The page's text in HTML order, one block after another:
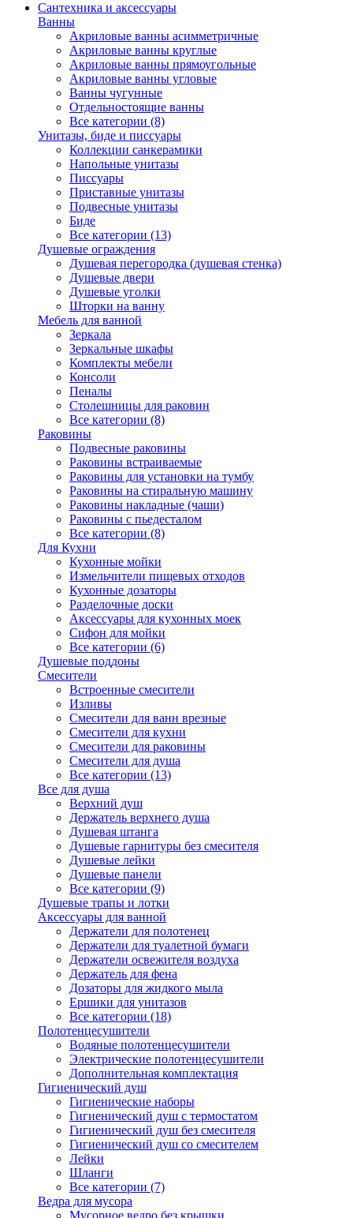
Сантехника и аксессуары
Ванны
Акриловые ванны асимметричные
Акриловые ванны круглые
Акриловые ванны прямоугольные
Акриловые ванны угловые
Ванны чугунные
Отдельностоящие ванны
Все категории (8)
Унитазы, биде и писсуары
Коллекции санкерамики
Напольные унитазы
Писсуары
Приставные унитазы
Подвесные унитазы
Биде
Все категории (13)
Душевые ограждения
Душевая перегородка (душевая стенка)
Душевые двери
Душевые уголки
Шторки на ванну
Мебель для ванной
Зеркала
Зеркальные шкафы
Комплекты мебели
Консоли
Пеналы
Столешницы для раковин
Все категории (8)
Раковины
Подвесные раковины
Раковины встраиваемые
Раковины для установки на тумбу
Раковины на стиральную машину
Раковины накладные (чаши)
Раковины с пьедесталом
Все категории (8)
Для Кухни
Кухонные мойки
Измельчители пищевых отходов
Кухонные дозаторы
Разделочные доски
Аксессуары для кухонных моек
Сифон для мойки
Все категории (6)
Душевые поддоны
Смесители
Встроенные смесители
Изливы
Смесители для ванн врезные
Смесители для кухни
Смесители для раковины
Смесители для душа
Все категории (13)
Все для душа
Верхний душ
Держатель верхнего душа
Душевая штанга
Душевые гарнитуры без смесителя
Душевые лейки
Душевые панели
Все категории (9)
Душевые трапы и лотки
Аксессуары для ванной
Держатели для полотенец
Держатели для туалетной бумаги
Держатели освежителя воздуха
Держатель для фена
Дозаторы для жидкого мыла
Ершики для унитазов
Все категории (18)
Полотенцесушители
Водяные полотенцесушители
Электрические полотенцесушители
Дополнительная комплектация
Гигиенический душ
Гигиенические наборы
Гигиенический душ с термостатом
Гигиенический душ без смесителя
Гигиенический душ со смесителем
Лейки
Шланги
Все категории (7)
Ведра для мусора
Мусорное ведро без крышки